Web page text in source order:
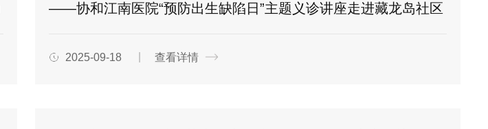
——协和江南医院“预防出生缺陷日”主题义诊讲座走进藏龙岛社区
2025-09-18 查看详情